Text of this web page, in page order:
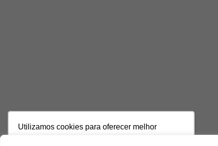
Utilizamos cookies para oferecer melhor